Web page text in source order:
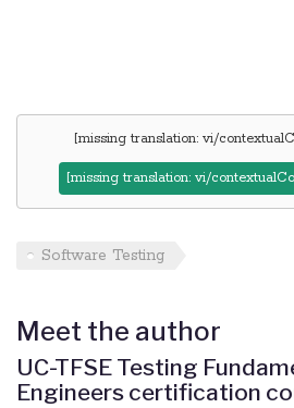
[missing translation: vi/
[missing translation: vi/
Software Testing
Meet the author
UC-TFSE Testing
Engineers certification